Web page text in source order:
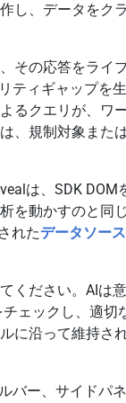
し、データをクラ
その応答をライ
ティギャップを生
るクエリが、ワ
、規制対象また
は、SDK DOM
を動かすのと同じ
れたデータソース
ください。AIは意
ェックし、適切
に沿って維持さ
バー、サイドパネ